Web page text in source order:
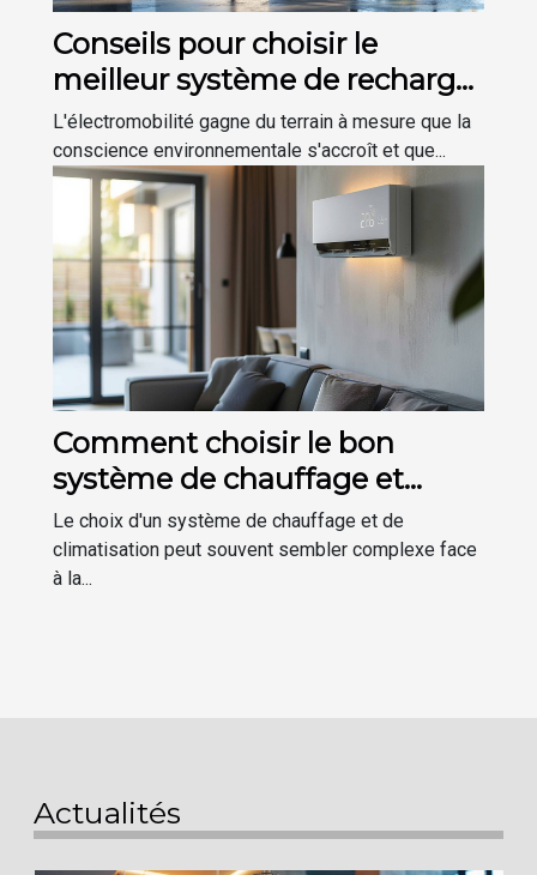
Conseils pour choisir le
meilleur système de recharge
de véhicule électrique à
domicile
L'électromobilité gagne du terrain à mesure que la
conscience environnementale s'accroît et que...
Comment choisir le bon
système de chauffage et
climatisation économique
Le choix d'un système de chauffage et de
climatisation peut souvent sembler complexe face
à la...
Actualités